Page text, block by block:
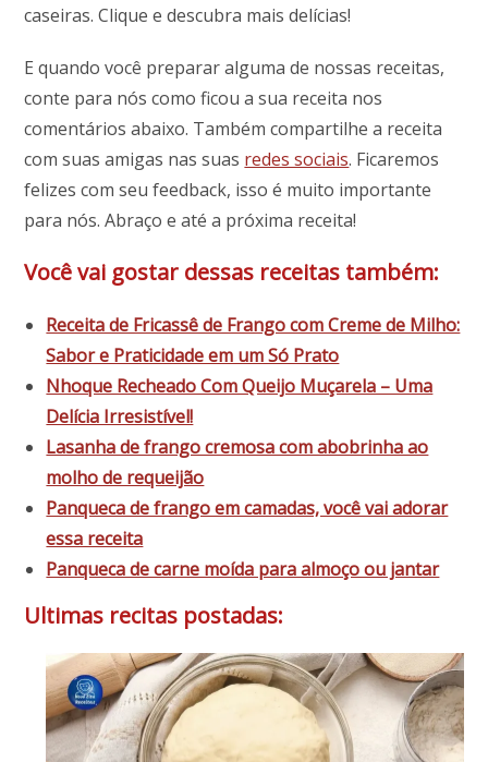
caseiras. Clique e descubra mais delícias!
E quando você preparar alguma de nossas receitas,
conte para nós como ficou a sua receita nos
comentários abaixo. Também compartilhe a receita
com suas amigas nas suas redes sociais. Ficaremos
felizes com seu feedback, isso é muito importante
para nós. Abraço e até a próxima receita!
Você vai gostar dessas receitas também:
Receita de Fricassê de Frango com Creme de Milho:
Sabor e Praticidade em um Só Prato
Nhoque Recheado Com Queijo Muçarela – Uma
Delícia Irresistível!
Lasanha de frango cremosa com abobrinha ao
molho de requeijão
Panqueca de frango em camadas, você vai adorar
essa receita
Panqueca de carne moída para almoço ou jantar
Ultimas recitas postadas: